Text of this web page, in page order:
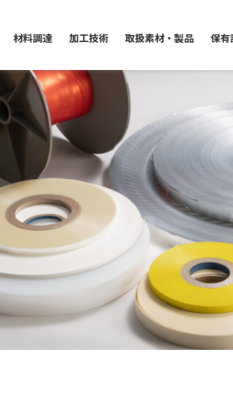
材料調達 加工技術 取扱素材・製品 保有